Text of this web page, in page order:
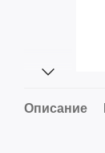
Описание